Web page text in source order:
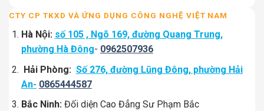
CTY CP TKXD VÀ ỨNG DỤNG CÔNG NGHỆ VIỆT NAM
Hà Nội: số 105 , Ngõ 169, đường Quang Trung,
phường Hà Đông- 0962507936
Hải Phòng: Số 276, đường Lũng Đông, phường Hải
An- 0865444587
Bắc Ninh: Đối diện Cao Đẳng Sư Phạm Bắc